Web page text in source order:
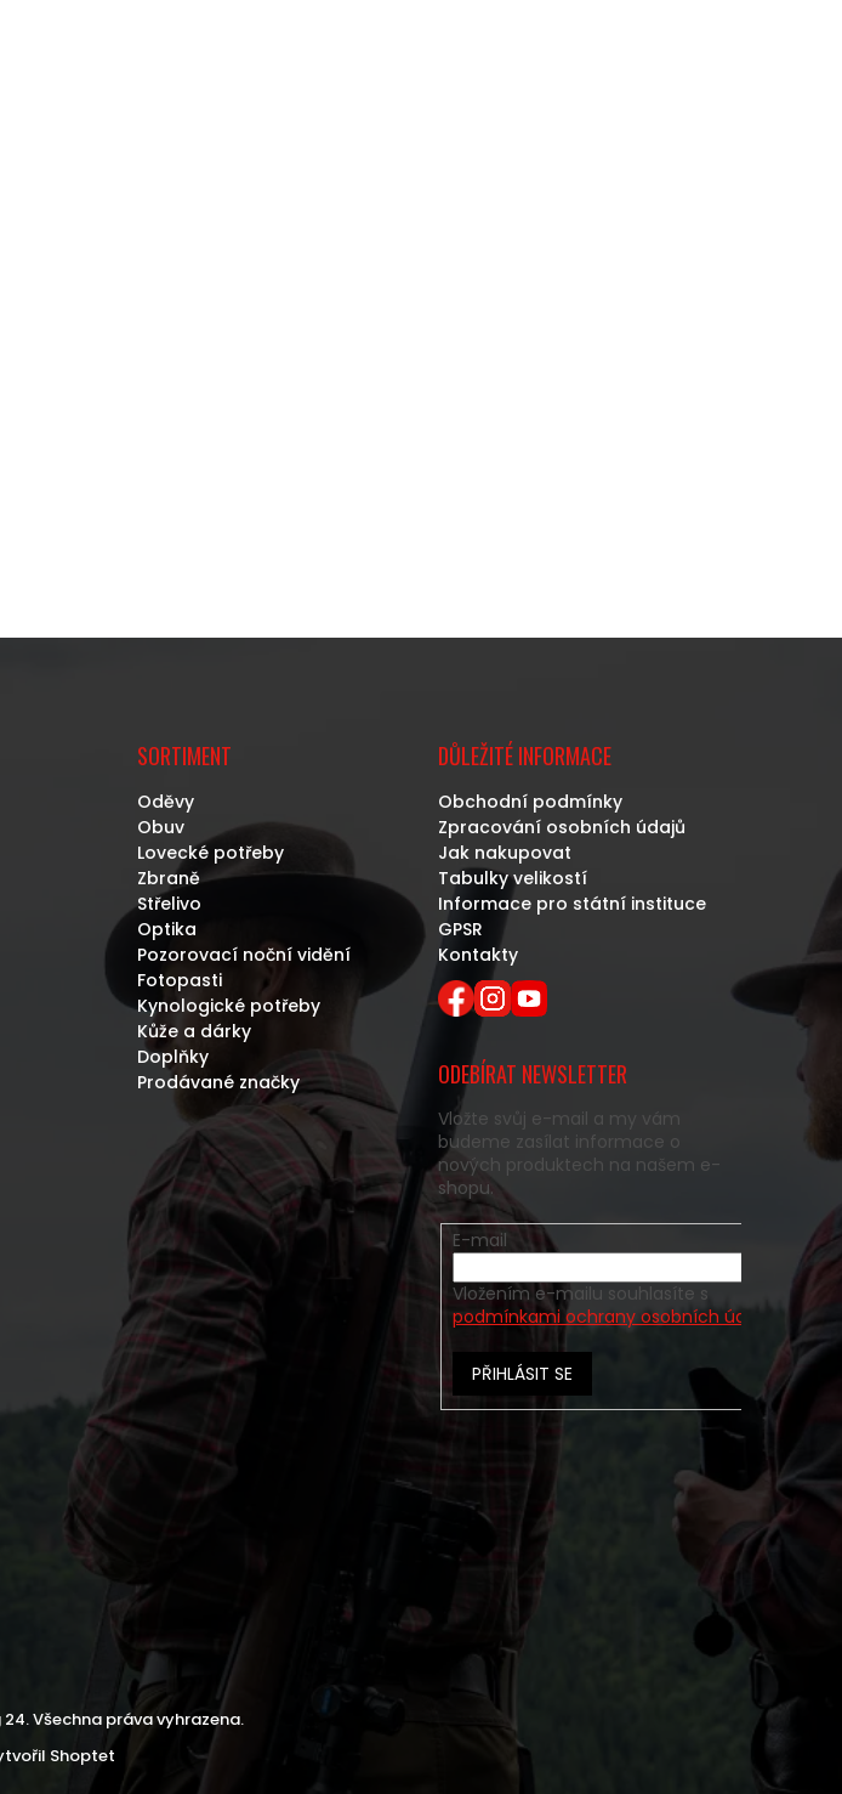
SORTIMENT
Oděvy
Obuv
Lovecké potřeby
Zbraně
Střelivo
Optika
Pozorovací noční vidění
Fotopasti
Kynologické potřeby
Kůže a dárky
Doplňky
Prodávané značky
DŮLEŽITÉ INFORMACE
Obchodní podmínky
Zpracování osobních údajů
Jak nakupovat
Tabulky velikostí
Informace pro státní instituce
GPSR
Kontakty
ODEBÍRAT NEWSLETTER
Vložte svůj e-mail a my vám
budeme zasílat informace o
nových produktech na našem e-
shopu.
E-mail
Vložením e-mailu souhlasíte s
podmínkami ochrany osobních údajů
PŘIHLÁSIT SE
Shoptet
24. Všechna práva vyhrazena.